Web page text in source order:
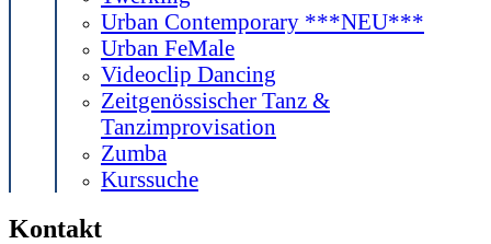
Urban Contemporary ***NEU***
Urban FeMale
Videoclip Dancing
Zeitgenössischer Tanz &
Tanzimprovisation
Zumba
Kurssuche
Kontakt